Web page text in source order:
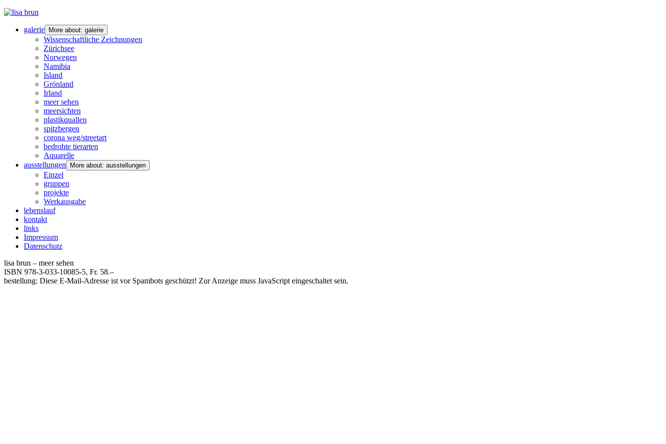
galerie More about: galerie
Wissenschaftliche Zeichnungen
Zürichsee
Norwegen
Namibia
Island
Grönland
Irland
meer sehen
meersichten
plastikquallen
spitzbergen
corona weg/streetart
bedrohte tierarten
Aquarelle
ausstellungen
More about: ausstellungen
Einzel
gruppen
projekte
Werkausgabe
lebenslauf
kontakt
links
Impressum
Datenschutz
lisa brun – meer sehen
ISBN 978-3-033-10085-5, Fr. 58.–
bestellung: Diese E-Mail-Adresse ist vor Spambots geschützt! Zur Anzeige muss JavaScript eingeschaltet sein.